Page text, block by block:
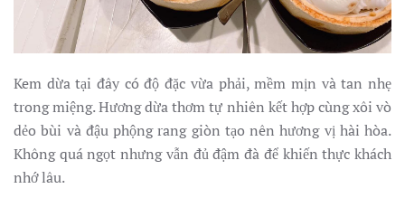
Kem dừa tại đây có độ đặc vừa phải, mềm mịn và tan nhẹ
trong miệng. Hương dừa thơm tự nhiên kết hợp cùng xôi vò
dẻo bùi và đậu phộng rang giòn tạo nên hương vị hài hòa.
Không quá ngọt nhưng vẫn đủ đậm đà để khiến thực khách
nhớ lâu.